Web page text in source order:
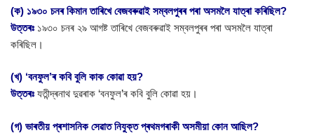
(ক) ১৯৩০ চনৰ কিমান তাৰিখে বেজবৰুৱাই সম্বলপুৰৰ পৰা অসমলৈ যাত্ৰা কৰিছিল?
উত্তৰঃ ১৯৩০ চনৰ ২৯ আগষ্ট তাৰিখে বেজবৰুৱাই সম্বলপুৰৰ পৰা অসমলৈ যাত্ৰা
কৰিছিল।
(খ) ‘বনফুল’ৰ কবি বুলি কাক কোৱা হয়?
উত্তৰঃ যতীন্দ্ৰনাথ দুৱৰাক ‘বনফুল’ৰ কবি বুলি কোৱা হয়।
(গ) ভাৰতীয় প্ৰশাসনিক সেৱাত নিযুক্ত প্ৰথমগৰাকী অসমীয়া কোন আছিল?